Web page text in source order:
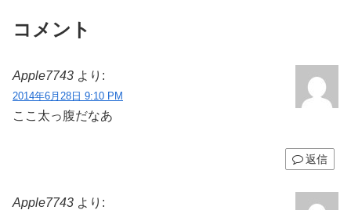
コメント
Apple7743 より:
2014年6月28日 9:10 PM
ここ太っ腹だなあ
返信
Apple7743 より: